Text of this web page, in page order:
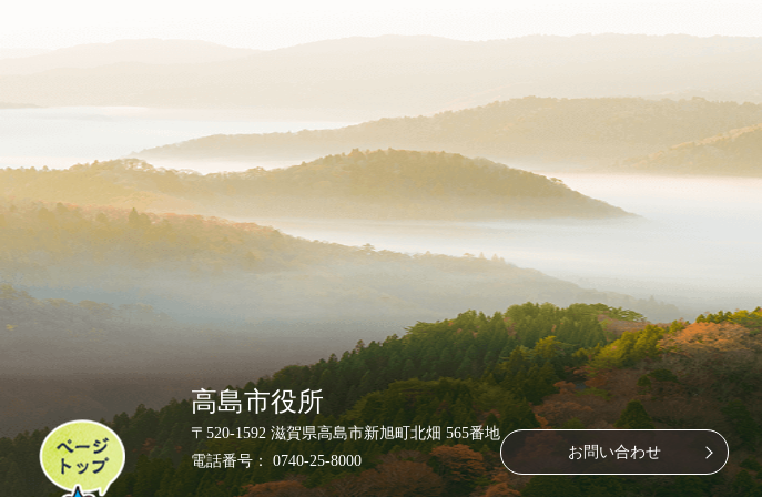
ペ
ー
ジ
高島市役所
〒520-1592 滋賀県高島市新旭町北畑 565番地
電話番号： 0740-25-8000
お問い合わせ